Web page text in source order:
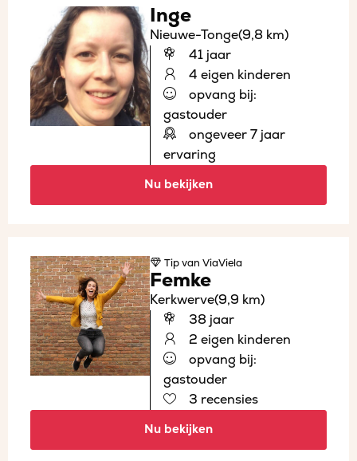
Inge
Nieuwe-Tonge(9,8 km)
41 jaar
4 eigen kinderen
opvang bij:
gastouder
ongeveer 7 jaar
ervaring
Nu bekijken
Tipvan ViaViela
Femke
Kerkwerve(9,9 km)
38 jaar
2 eigen kinderen
opvang bij:
gastouder
3 recensies
Nu bekijken